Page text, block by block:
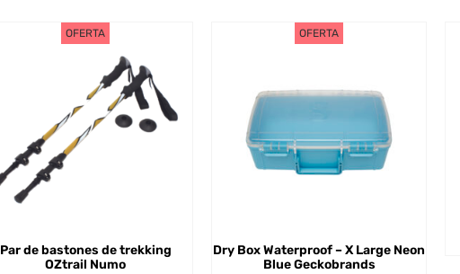
OFERTA
Par de bastones de trekking
OZtrail Numo
OFERTA
Dry Box Waterproof – X Large Neon
Blue Geckobrands